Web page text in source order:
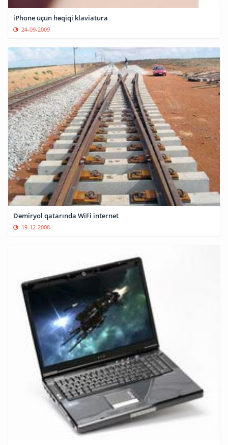
iPhone üçün həqiqi klaviatura
24-09-2009
Dəmiryol qatarında WiFi internet
19-12-2008